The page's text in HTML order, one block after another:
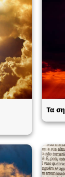
Τα